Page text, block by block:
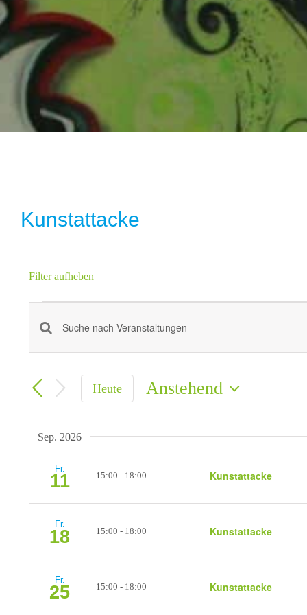
Kunstattacke
Filter aufheben
Veranstaltungen
Suche
Ansichten,
Navigation
Bitte
eingeben.
Veranstaltungen
Schlüsselwort.
Heute
Anstehend
Sep. 2026
Fr.
11 15:00 - 18:00 Kunstattacke
Fr.
18 15:00 - 18:00 Kunstattacke
Fr.
25 15:00 - 18:00 Kunstattacke